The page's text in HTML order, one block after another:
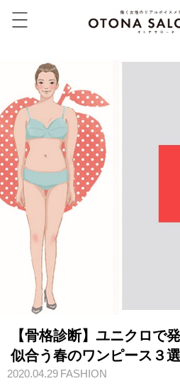
【骨格診断】ユニクロで
似合う春のワンピース３選
2020.04.29 FASHION